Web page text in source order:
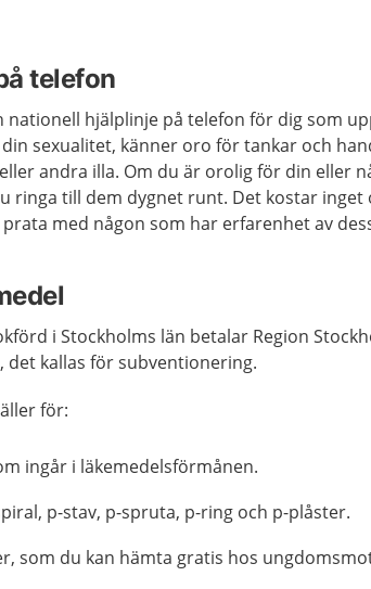
telefon
nationell hjälplinje på telefon för dig som
sexualitet, känner oro för tankar och
andra illa. Om du är orolig för din eller
ringa till dem dygnet runt. Det kostar inget
med någon som har erfarenhet av
i Stockholms län betalar Region
det kallas för subventionering.
för:
ingår i läkemedelsförmånen.
p-stav, p-spruta, p-ring och p-plåster.
som du kan hämta gratis hos